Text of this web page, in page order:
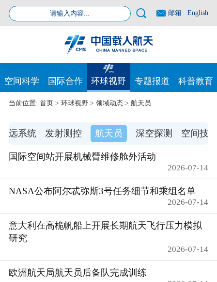
邮箱 English
空间科学 国际合作 环球视野 专题报道 科普教育
远系统 发射测控 航天员 深空探测 空间技
当前位置: 首页> 环球视野> 领域动态> 航天员
国际空间站开展机械臂维修舱外活动
2026-07-14
NASA公布阿尔忒弥斯3号任务细节和乘组名单
2026-07-14
意大利在高桅帆船上开展长期航天飞行压力模拟
研究
2026-07-14
欧洲航天局航天员后备队完成训练